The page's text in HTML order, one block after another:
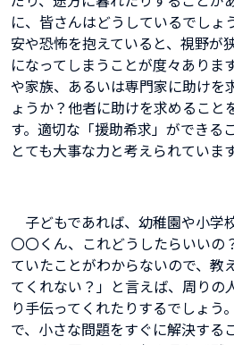
に、皆さんはどうしているでしょ
安や恐怖を抱えていると、視野が
になってしまうことが度々ありま
や家族、あるいは専門家に助けを
ょうか？他者に助けを求めること
す。適切な「援助希求」ができる
とても大事な力と考えられています
子どもであれば、幼稚園や小学
〇〇くん、これどうしたらいいの
ていたことがわからないので、教
てくれない？」と言えば、周りの
り手伝ってくれたりするでしょう
で、小さな問題をすぐに解決する